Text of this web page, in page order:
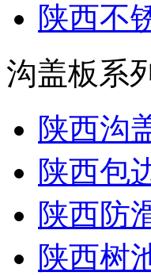
陕西不
沟盖板系
陕西沟
陕西包
陕西防
陕西树